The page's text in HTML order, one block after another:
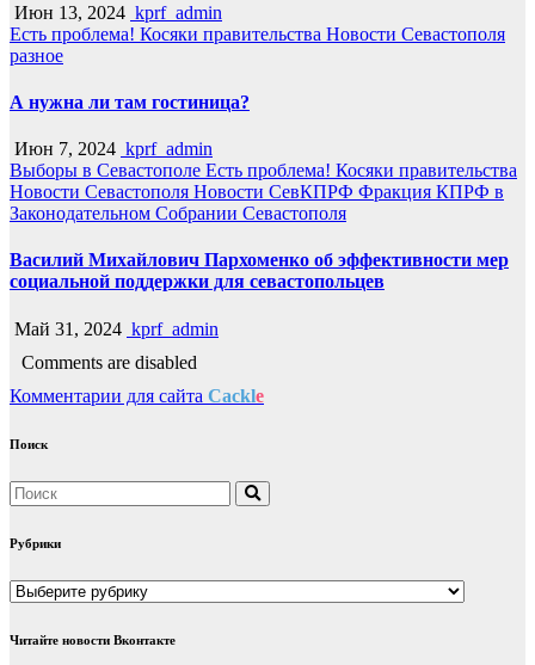
Июн 13, 2024 kprf_admin
Есть проблема! Косяки правительства Новости Севастополя
разное
А нужна ли там гостиница?
Июн 7, 2024 kprf_admin
Выборы в Севастополе Есть проблема! Косяки правительства
Новости Севастополя Новости СевКПРФ Фракция КПРФ в
Законодательном Собрании Севастополя
Василий Михайлович Пархоменко об эффективности мер
социальной поддержки для севастопольцев
Май 31, 2024 kprf_admin
Comments are disabled
Комментарии для сайта Cackle
Поиск
Рубрики
Рубрики
Читайте новости Вконтакте